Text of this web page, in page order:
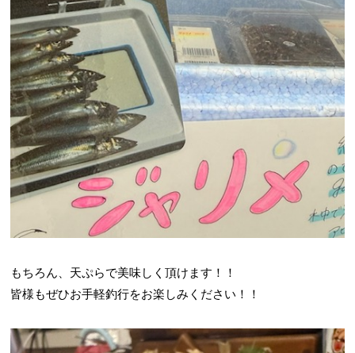
もちろん、天ぷらで美味しく頂けます！！
皆様もぜひお手軽釣行をお楽しみください！！